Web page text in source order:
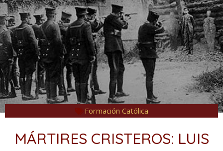
Formación Católica
MÁRTIRES CRISTEROS: LUIS